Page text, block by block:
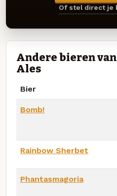
Of stel direct je
Andere bieren
Ales
Bier
Bomb!
Rainbow Sherbet
Phantasmagoria